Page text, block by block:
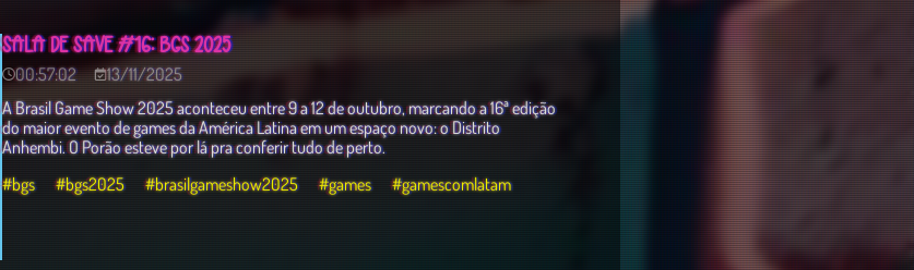
SALA DE SAVE #16: BGS 2025
00:57:02
13/11/2025
A Brasil Game Show 2025 aconteceu entre 9 a 12 de outubro, marcando a 16ª edição
do maior evento de games da América Latina em um espaço novo: o Distrito
Anhembi. O Porão esteve por lá pra conferir tudo de perto.
#bgs
#bgs2025 #brasilgameshow2025 #games #gamescomlatam